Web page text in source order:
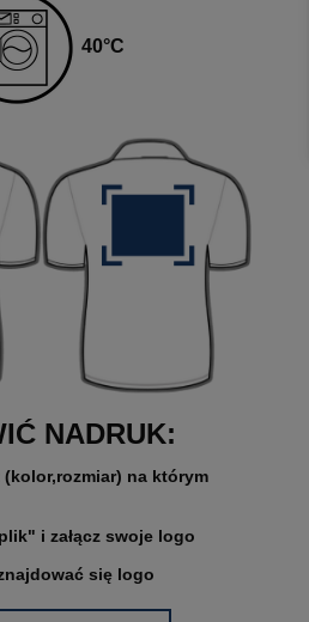
40°C
NADRUK:
na którym
i załącz swoje logo
się logo